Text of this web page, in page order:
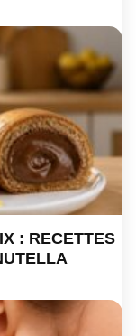
: RECETTES